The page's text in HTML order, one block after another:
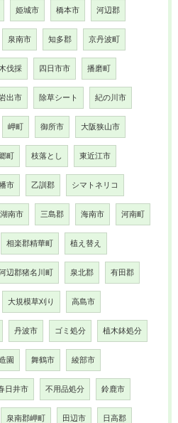
姫城市 橋本市 河辺郡
泉南市 知多郡 京丹波町
伐採 四日市市 播磨町
出市 除草シート 紀の川市
岬町 御所市 大阪狭山市
町 枝落とし 東近江市
市 乙訓郡 シマトネリコ
湖南市 三島郡 海南市 河南町
相楽郡精華町 植え替え
辺郡猪名川町 泉北郡 有田郡
大規模草刈り 高島市
丹波市 ゴミ処分 植木鉢処分
園 舞鶴市 綾部市
日井市 不用品処分 鈴鹿市
泉南郡岬町 田辺市 日高郡